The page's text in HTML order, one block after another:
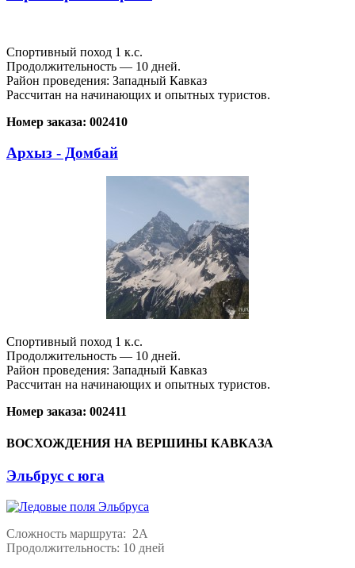
Спортивный поход 1 к.с.
Продолжительность — 10 дней.
Район проведения: Западный Кавказ
Рассчитан на начинающих и опытных туристов.
Номер заказа: 002410
Архыз - Домбай
Спортивный поход 1 к.с.
Продолжительность — 10 дней.
Район проведения: Западный Кавказ
Рассчитан на начинающих и опытных туристов.
Номер заказа: 002411
ВОСХОЖДЕНИЯ НА ВЕРШИНЫ КАВКАЗА
Эльбрус с юга
Сложность маршрута: 2А
Продолжительность: 10 дней